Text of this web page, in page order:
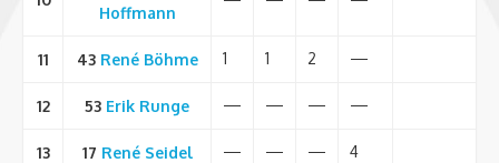
Hoffmann
11 43 René Böhme 1 1 2 —
12 53 Erik Runge — — — —
13 17 René Seidel — — — 4